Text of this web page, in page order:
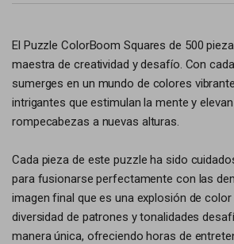
El Puzzle ColorBoom Squares de 500
maestra de creatividad y desafío. Con
sumerges en un mundo de colores
intrigantes que estimulan la mente y
rompecabezas a nuevas alturas.
Cada pieza de este puzzle ha sido
para fusionarse perfectamente con las
imagen final que es una explosión de
diversidad de patrones y tonalidades
manera única, ofreciendo horas de